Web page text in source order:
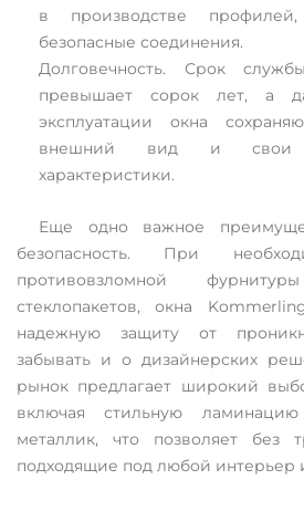
в производстве
безопасные соединения.
Долговечность. Срок
превышает сорок лет, а
эксплуатации окна
внешний вид и свои
характеристики.
Еще одно важное
безопасность. При
противовзломной
стеклопакетов, окна
надежную защиту от
забывать и о дизайнерских
рынок предлагает широкий
включая стильную
металлик, что позволяет без
подходящие под любой интерьер